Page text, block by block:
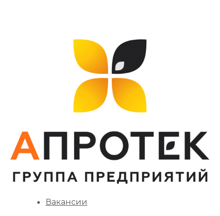
Вакансии